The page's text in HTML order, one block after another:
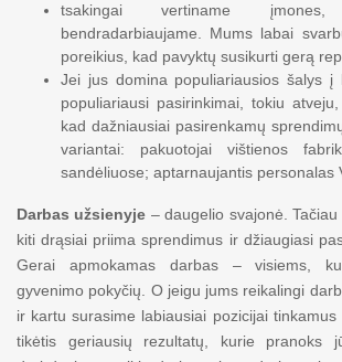
tsakingai vertiname
bendradarbiaujame. Mums labai
poreikius, kad pavyktų susikurti gerą
Jei jus domina populiariausios šalys į
populiariausi pasirinkimai, tokiu
kad dažniausiai pasirenkamų
variantai: pakuotojai vištienos
sandėliuose; aptarnaujantis personalas
Darbas užsienyje – daugelio svajonė.
kiti drąsiai priima sprendimus ir džiaugiasi
Gerai apmokamas darbas – visiems,
gyvenimo pokyčių. O jeigu jums reikalingi
ir kartu surasime labiausiai pozicijai
tikėtis geriausių rezultatų, kurie pranoks